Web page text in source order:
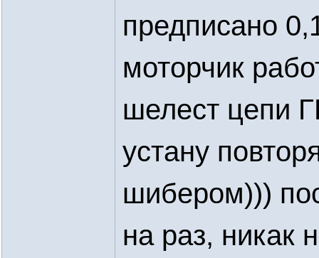
предписано
моторчик
шелест цепи
устану
шибером)))
на раз, никак